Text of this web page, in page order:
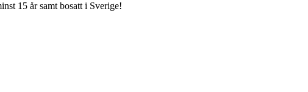
15 år samt bosatt i Sverige!